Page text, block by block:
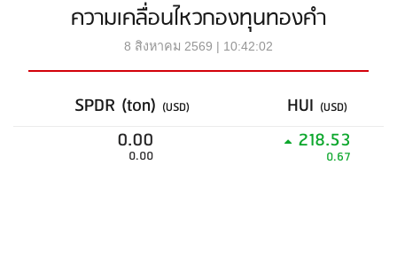
ความเคลื่อนไหวกองทุนทองคำ
8 สิงหาคม 2569 | 10:42:02
SPDR (ton) (USD) HUI (USD)
0.00
0.00
218.53
0.67